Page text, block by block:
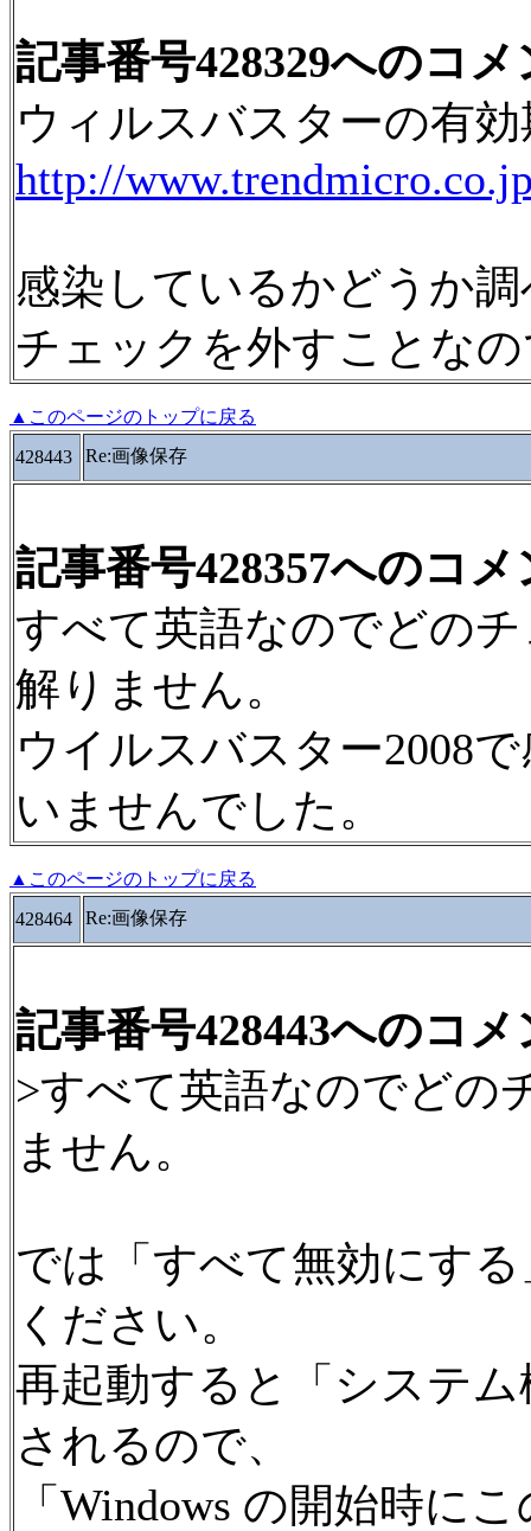
記事番号428329へのコメ
ウィルスバスターの有
http://
感染しているかどうか
チェックを外すことな
▲このページのトップに戻る
428443
Re:画像保存
記事番号428357へのコメ
すべて英語なのでどの
解りません。
ウイルスバスター2008
いませんでした。
▲このページのトップに戻る
428464
Re:画像保存
記事番号428443へのコメ
>すべて英語なのでどの
ません。
では「すべて無効にす
ください。
再起動すると「システ
されるので、
「Windows の開始時に